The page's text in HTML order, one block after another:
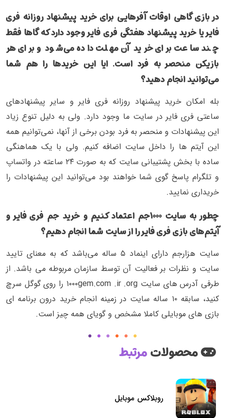
در بازی گاهی اوقات آفرهایی برای خرید پیشنهاد روزانه فری
فایر یا خرید پیشنهاد هفتگی فری فایر وجود دارد که گاها فقط
چند ساعت برای خرید آن مهلت داده می‌شود و برای هر
بازیکن منحصر به فرد است. ایا این خریدها را هم شما
می‌توانید انجام دهید؟
بله امکان خرید پیشنهاد روزانه فری فایر و سایر پیشنهادهای
ساعتی فری فایر در سایت ما وجود دارد. ولی به دلیل تنوع زیاد
این پیشنهادات و منحصر به فرد بودن برخی از آنها، نمی‌توانیم همه
این آیتم ها را داخل سایت اضافه کنیم. ولی با یک هماهنگی
ساده با بخش پشتیبانی سایت که به صورت ۲۴ ساعته در واتساپ
و تلگرام پاسخ گوی شما خواهند بود می‌توانید این پیشنهادات را
خریداری نمایید.
چطور به سایت ۱۰۰۰جم اعتماد کنیم و خرید جم فری فایر و
آیتم‌های بازی فری فایر را از سایت شما انجام دهیم؟
سایت هزارجم دارای اینماد ۵ ساله می‌باشد که به معنای تایید
سایت و نظرات بر فعالیت آن توسط سازمان مربوطه می باشد. از
طرفی آدرس های سایت ۱۰۰۰gem.com .ir .org را روی گوگل سرچ
کنید، سابقه ۱۰ ساله سایت در زمینه انجام خرید درون برنامه ای
بازی های موبایلی کاملا مشخص و گویای همه چیز است.
محصولاتمرتبط
روبلاکس موبایل